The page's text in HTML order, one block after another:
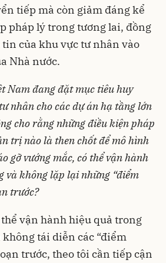
tiếp mà còn giảm đáng kể
pháp lý trong tương lai, đồng
của khu vực tư nhân vào
Nhà nước.
Nam đang đặt mục tiêu huy
nhân cho các dự án hạ tầng lớn
cho rằng những điều kiện pháp
trị nào là then chốt để mô hình
gỡ vướng mắc, có thể vận hành
và không lặp lại những “điểm
trước?
vận hành hiệu quả trong
không tái diễn các “điểm
trước, theo tôi cần tiếp cận